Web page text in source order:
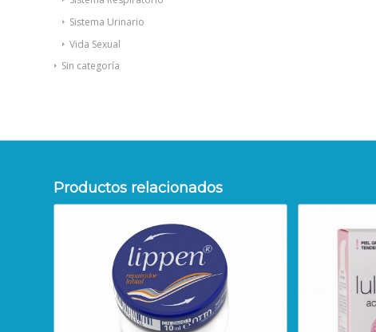
Sistema Urinario
Vida Sexual
Sin categoría
Productos relacionados